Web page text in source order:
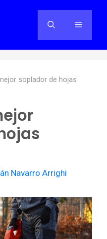
Menú
soplador de hojas
Navarro Arrighi